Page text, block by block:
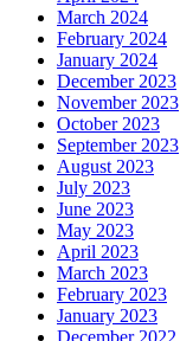
March 2024
February 2024
January 2024
December 2023
November 2023
October 2023
September 2023
August 2023
July 2023
June 2023
May 2023
April 2023
March 2023
February 2023
January 2023
December 2022